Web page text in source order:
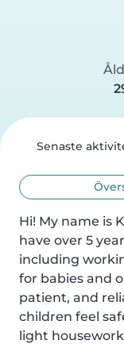
Senaste
Hi! My name is
have over 5
including
for babies and
patient, and
children feel
light